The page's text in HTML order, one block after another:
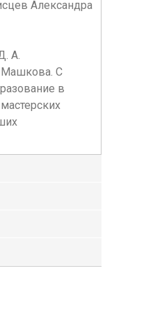
Александра
А.
Машкова. С
в